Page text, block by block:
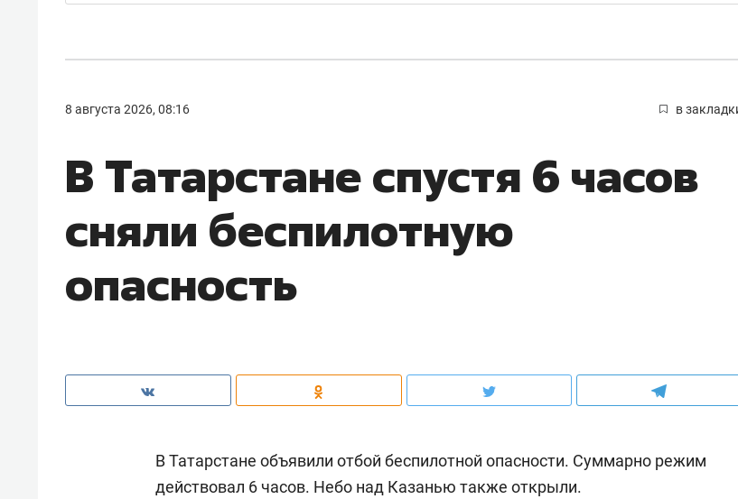
8 августа 2026, 08:16 в
В Татарстане спустя 6 часов
сняли беспилотную
опасность
В Татарстане объявили отбой беспилотной опасности. Суммарно режим
действовал 6 часов. Небо над Казанью также открыли.